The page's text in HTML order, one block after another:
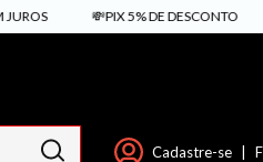
💸PIX 5% DE DESCONTO
Cadastre-se